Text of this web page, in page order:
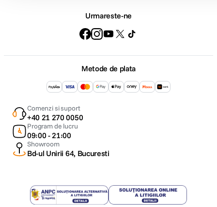
Urmareste-ne
Metode de plata
Comenzi si suport
+40 21 270 0050
Program de lucru
09:00 - 21:00
Showroom
Bd-ul Unirii 64, Bucuresti